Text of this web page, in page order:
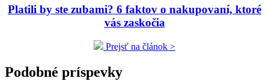
Platili by ste zubami? 6 faktov o nakupovaní, ktoré
vás zaskočia
Prejsť na článok >
Podobné príspevky